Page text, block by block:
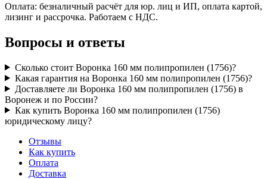
Оплата: безналичный расчёт для юр. лиц и ИП, оплата картой,
лизинг и рассрочка. Работаем с НДС.
Вопросы и ответы
Сколько стоит Воронка 160 мм полипропилен (1756)?
Какая гарантия на Воронка 160 мм полипропилен (1756)?
Доставляете ли Воронка 160 мм полипропилен (1756) в
Воронеж и по России?
Как купить Воронка 160 мм полипропилен (1756)
юридическому лицу?
Отзывы
Как купить
Оплата
Доставка